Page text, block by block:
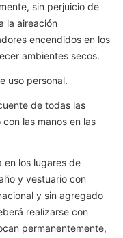
sin perjuicio de
la aireación
encendidos en los
ambientes secos.
uso personal.
de todas las
las manos en las
en los lugares de
y vestuario con
y sin agregado
realizarse con
permanentemente,